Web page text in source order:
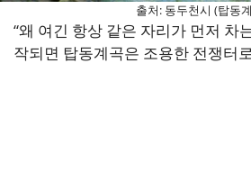
출처: 동두천시 (탑동
“왜 여긴 항상 같은 자리가 먼저 차
작되면 탑동계곡은 조용한 전쟁터